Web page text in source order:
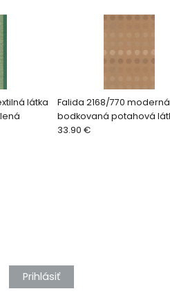
látka
Falida 2168/770 moderná
bodkovaná potahová
33.90 €
Prihlásiť